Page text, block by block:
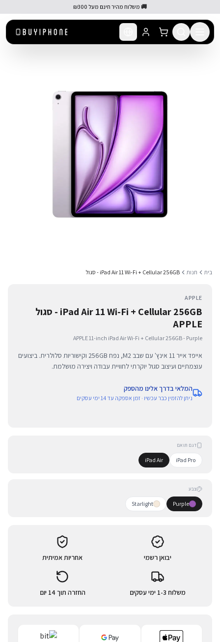
🚚 משלוח מהיר חינם מעל ₪300
בית חנות iPad Air 11 Wi-Fi + Cellular 256GB - סגול
APPLE
iPad Air 11 Wi-Fi + Cellular 256GB - סגול
APPLE
APPLE 11-inch iPad Air Wi-Fi + Cellular 256GB - Purple
אייפד אייר 11 אינץ' עם שבב M2, נפח 256GB וקישוריות סלולרית. ביצועים
עוצמתיים ועיצוב סגול יוקרתי לחוויית עבודה ויצירה מושלמת.
המלאי בדרך אלינו מהספק
ניתן להזמין כבר עכשיו · זמן אספקה עד 14 ימי עסקים
דגם תואם
iPad Pro
iPad Air
צבע
Purple
Starlight
יבואן רשמי אחריות אמיתית
משלוח 1-3 ימי עסקים החזרה תוך 14 יום